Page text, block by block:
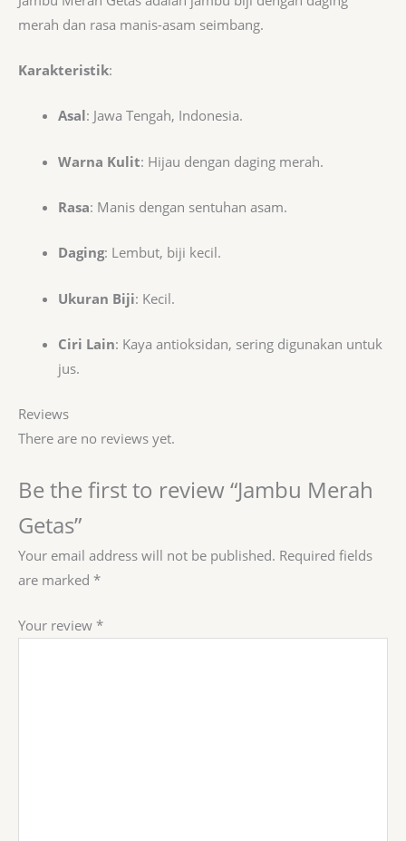
merah dan rasa manis-asam seimbang.
Karakteristik:
Asal: Jawa Tengah, Indonesia.
Warna Kulit: Hijau dengan daging merah.
Rasa: Manis dengan sentuhan asam.
Daging: Lembut, biji kecil.
Ukuran Biji: Kecil.
Ciri Lain: Kaya antioksidan, sering digunakan untuk
jus.
Reviews
There are no reviews yet.
Be the first to review “Jambu Merah
Getas”
Your email address will not be published. Required fields
are marked *
Your review *